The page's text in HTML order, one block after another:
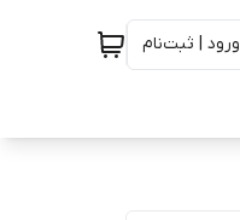
ورود | ثبت‌نام